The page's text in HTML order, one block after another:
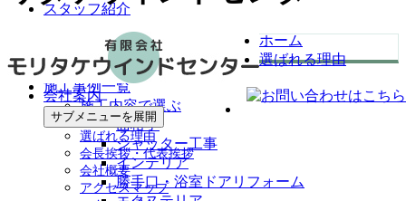
ホーム
選ばれる理由
会社案内
サブメニューを展開
選ばれる理由
会長挨拶・代表挨拶
会社概要
アクセスマップ
スタッフ紹介
施工事例一覧
施工内容で選ぶ
面格子
シャッター工事
インテリア
勝手口・浴室ドアリフォーム